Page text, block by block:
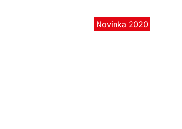
Novinka 2020